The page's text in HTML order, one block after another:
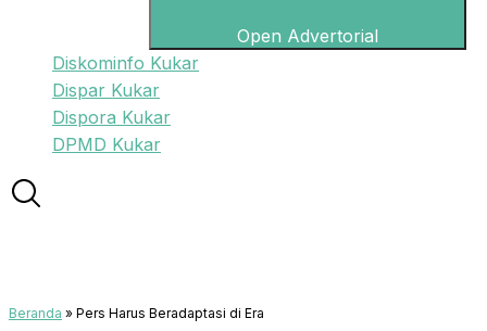
Open Advertorial
Diskominfo Kukar
Dispar Kukar
Dispora Kukar
DPMD Kukar
Beranda » Pers Harus Beradaptasi di Era